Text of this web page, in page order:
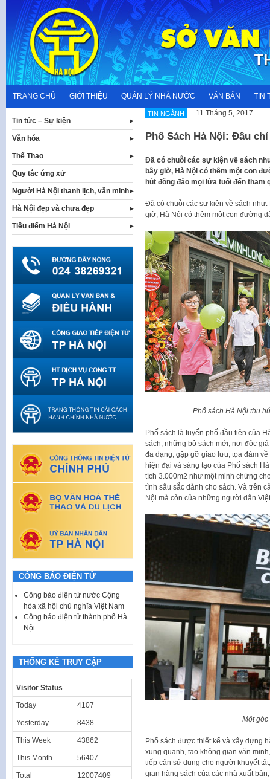
content
TRANG CHỦ GIỚI THIỆU QUẢN LÝ NHÀ NƯỚC VĂN BẢN TIN
TIN NGÀNH 11 Tháng 5, 2017
Phố Sách Hà Nội: Đâu
Đã có chuỗi các sự kiện về sách
bây giờ, Hà Nội có thêm một con
hút đông đảo mọi lứa tuổi đến tham
Đã có chuỗi các sự kiện về sách
giờ, Hà Nội có thêm một con đường
Phố sách Hà Nội thu
Phố sách là tuyến phố đầu tiên của
sách, những bộ sách mới, nơi độc
đa dạng, gặp gỡ giao lưu, tọa đàm
hiện đại và sáng tạo của Phố sách
tích 3.000m2 như một minh chứng
tình sâu sắc dành cho sách. Và trên
Nội mà còn của những người dân
Một
Phố sách được thiết kế và xây dựng
xung quanh, tạo không gian văn
tiếp cận sử dụng cho người khuyết
gian hàng sách của các nhà xuất
Tin tức – Sự kiện
Văn hóa
Thể Thao
Quy tắc ứng xử
Người Hà Nội thanh lịch, văn minh
Hà Nội đẹp và chưa đẹp
Tiêu điểm Hà Nội
CÔNG BÁO ĐIỆN TỬ
Công báo điện tử nước Cộng
hòa xã hội chủ nghĩa Việt Nam
Công báo điện tử thành phố Hà
Nội
THỐNG KÊ TRUY CẬP
Visitor Status
Today 4107
Yesterday 8438
This Week 43862
This Month 56407
Total 12007409